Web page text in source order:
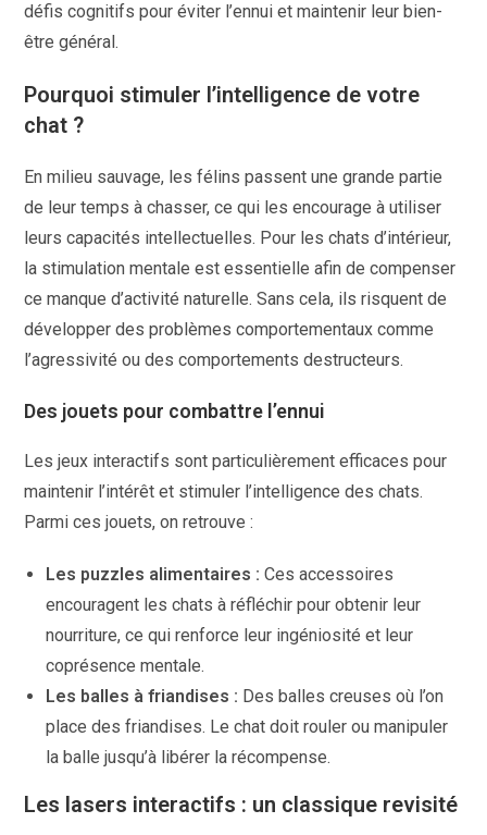
défis cognitifs pour éviter l’ennui et maintenir leur bien-
être général.
Pourquoi stimuler l’intelligence de votre
chat ?
En milieu sauvage, les félins passent une grande partie
de leur temps à chasser, ce qui les encourage à utiliser
leurs capacités intellectuelles. Pour les chats d’intérieur,
la stimulation mentale est essentielle afin de compenser
ce manque d’activité naturelle. Sans cela, ils risquent de
développer des problèmes comportementaux comme
l’agressivité ou des comportements destructeurs.
Des jouets pour combattre l’ennui
Les jeux interactifs sont particulièrement efficaces pour
maintenir l’intérêt et stimuler l’intelligence des chats.
Parmi ces jouets, on retrouve :
Les puzzles alimentaires : Ces accessoires
encouragent les chats à réfléchir pour obtenir leur
nourriture, ce qui renforce leur ingéniosité et leur
coprésence mentale.
Les balles à friandises : Des balles creuses où l’on
place des friandises. Le chat doit rouler ou manipuler
la balle jusqu’à libérer la récompense.
Les lasers interactifs : un classique revisité